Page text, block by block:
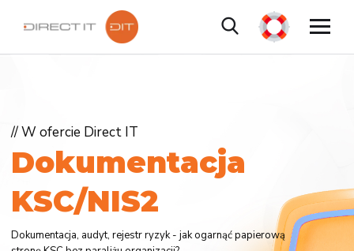
Dokumentacja
KSC/NIS2
Dokumentacja, audyt, rejestr ryzyk - jak ogarnąć papierową
// W ofercie Direct IT